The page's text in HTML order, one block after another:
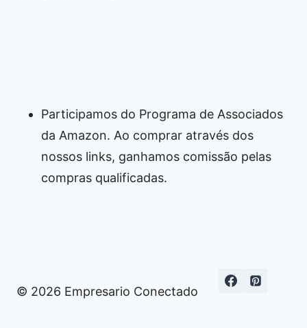
Participamos do Programa de Associados
da Amazon. Ao comprar através dos
nossos links, ganhamos comissão pelas
compras qualificadas.
© 2026 Empresario Conectado